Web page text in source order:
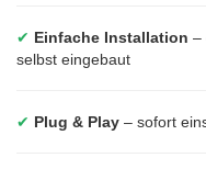
✔ Einfache Installation –
selbst eingebaut
✔ Plug & Play – sofort